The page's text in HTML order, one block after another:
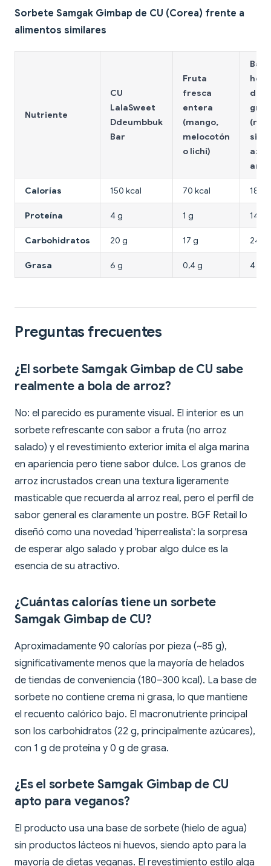
Sorbete Samgak Gimbap de CU (Corea) frente a
alimentos similares
Nutriente
CU
LalaSweet
Ddeumbbuk
Bar
Fruta
fresca
entera
(mango,
melocotón
o lichi)
de
sin
Calorías 150 kcal 70 kcal 180
Proteína 4 g 1 g 14 g
Carbohidratos 20 g 17 g 24 g
Grasa 6 g 0,4 g 4 g
Preguntas frecuentes
¿El sorbete Samgak Gimbap de CU sabe
realmente a bola de arroz?
No: el parecido es puramente visual. El interior es un
sorbete refrescante con sabor a fruta (no arroz
salado) y el revestimiento exterior imita el alga marina
en apariencia pero tiene sabor dulce. Los granos de
arroz incrustados crean una textura ligeramente
masticable que recuerda al arroz real, pero el perfil de
sabor general es claramente un postre. BGF Retail lo
diseñó como una novedad 'hiperrealista': la sorpresa
de esperar algo salado y probar algo dulce es la
esencia de su atractivo.
¿Cuántas calorías tiene un sorbete
Samgak Gimbap de CU?
Aproximadamente 90 calorías por pieza (~85 g),
significativamente menos que la mayoría de helados
de tiendas de conveniencia (180–300 kcal). La base de
sorbete no contiene crema ni grasa, lo que mantiene
el recuento calórico bajo. El macronutriente principal
son los carbohidratos (22 g, principalmente azúcares),
con 1 g de proteína y 0 g de grasa.
¿Es el sorbete Samgak Gimbap de CU
apto para veganos?
El producto usa una base de sorbete (hielo de agua)
sin productos lácteos ni huevos, siendo apto para la
mayoría de dietas veganas. El revestimiento estilo alga